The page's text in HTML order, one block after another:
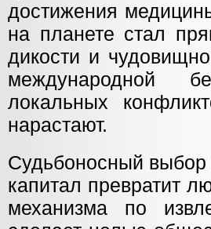
достижения
на планете стал
дикости и
международной
локальных
нарастают.
Судьбоносный выбор
капитал превратит
механизма по